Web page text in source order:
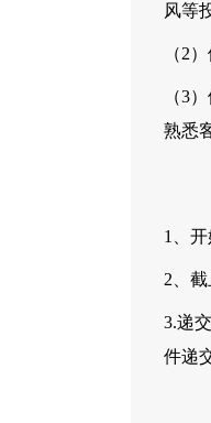
风等
（2
（3
熟悉
1、开
2、
3.递
件递